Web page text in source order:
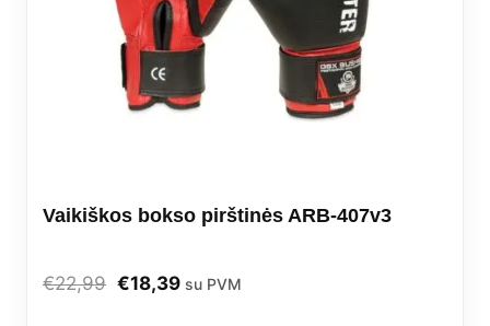
Vaikiškos bokso pirštinės ARB-407v3
€22,99 Original
€18,39Current
su PVM